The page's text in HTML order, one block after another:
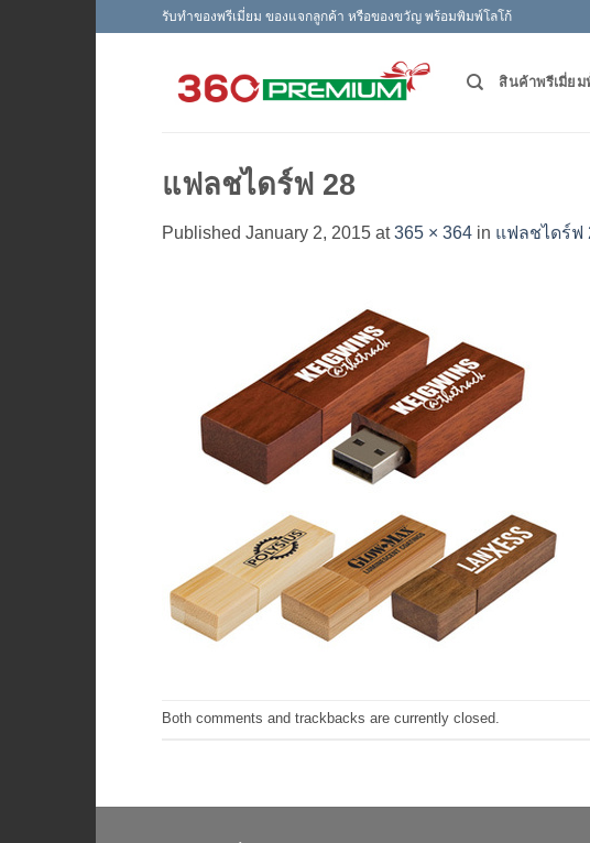
รับทำของพรีเมี่ยม ของแจกลูกค้า หรือของขวัญ พร้อมพิมพ์โลโก้
สินค้าพรีเมี่ยม
แฟลชไดร์ฟ 28
Published January 2, 2015 at365 × 364 in แฟลชไดร์ฟ
Both comments and trackbacks are currently closed.